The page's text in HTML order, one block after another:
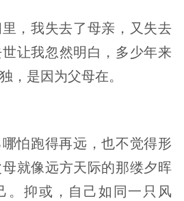
，我失去了母亲，又失去
让我忽然明白，多少年来
，是因为父母在。
怕跑得再远，也不觉得形
就像远方天际的那缕夕晖
。抑或，自己如同一只风